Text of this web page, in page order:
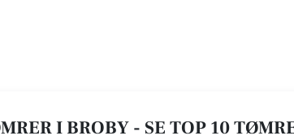
I BROBY - SE TOP 10